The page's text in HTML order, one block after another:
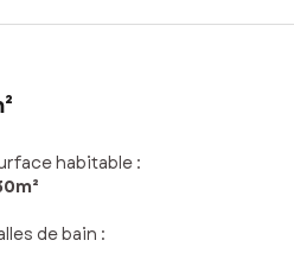
habitable :
de bain :